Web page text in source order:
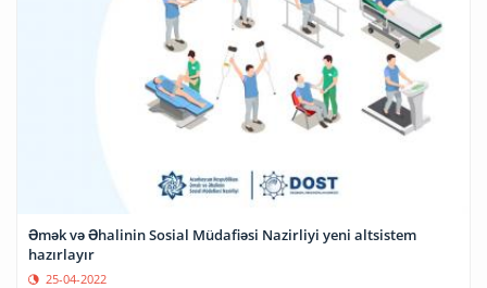
Əmək və Əhalinin Sosial Müdafiəsi Nazirliyi yeni altsistem
hazırlayır
25-04-2022